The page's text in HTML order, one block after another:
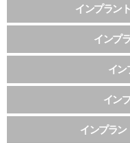
インプラン
インプ
イン
イン
インプラン